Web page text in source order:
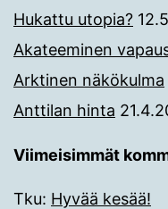
Hukattu utopia?
Akateeminen
Arktinen näkökulma
Anttilan hinta
Viimeisimmät
Tku: Hyvää kesää!